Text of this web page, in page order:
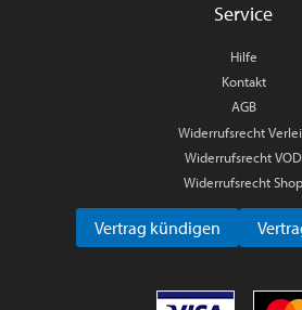
Service
Hilfe
Kontakt
AGB
Widerrufsrecht
Widerrufsrecht VOD
Widerrufsrecht Shop
Vertrag kündigen